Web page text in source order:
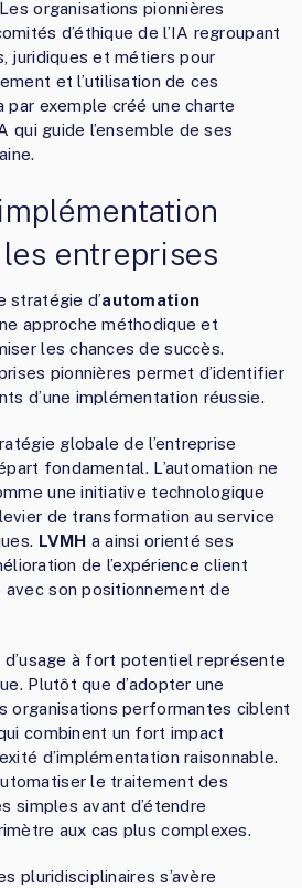
organisations pionnières
d’éthique de l’IA regroupant
juridiques et métiers pour
et l’utilisation de ces
par exemple créé une charte
qui guide l’ensemble de ses
entreprises
stratégie d’automation
approche méthodique et
les chances de succès.
pionnières permet d’identifier
d’une implémentation réussie.
globale de l’entreprise
fondamental. L’automation ne
une initiative technologique
de transformation au service
LVMH a ainsi orienté ses
de l’expérience client
avec son positionnement de
d’usage à fort potentiel représente
Plutôt que d’adopter une
organisations performantes ciblent
combinent un fort impact
d’implémentation raisonnable.
le traitement des
simples avant d’étendre
aux cas plus complexes.
pluridisciplinaires s’avère